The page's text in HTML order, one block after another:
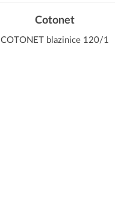
Cotonet
COTONET blazinice 120/1